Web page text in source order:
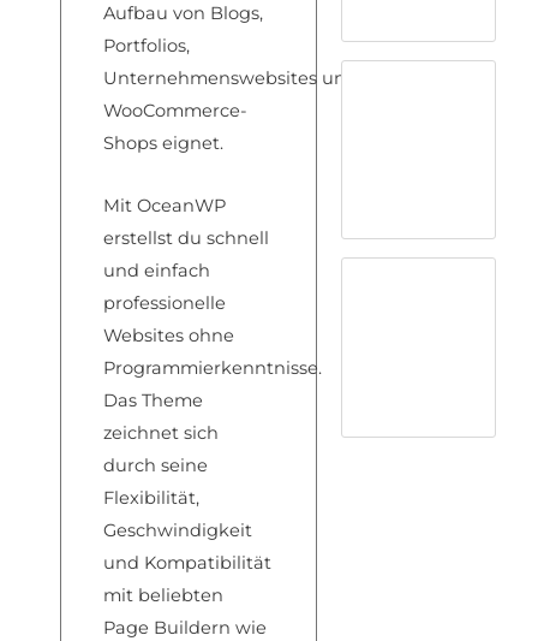
Aufbau von Blogs,
Portfolios,
Unternehmenswebsites und
WooCommerce-
Shops eignet.
Mit OceanWP
erstellst du schnell
und einfach
professionelle
Websites ohne
Programmierkenntnisse.
Das Theme
zeichnet sich
durch seine
Flexibilität,
Geschwindigkeit
und Kompatibilität
mit beliebten
Page Buildern wie